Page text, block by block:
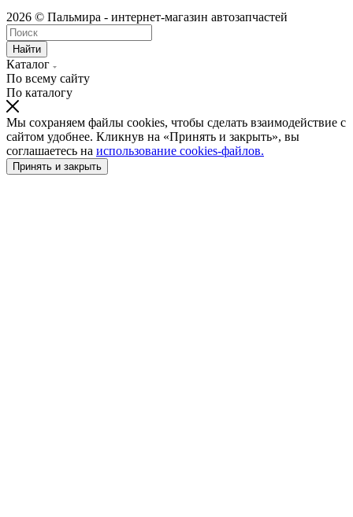
2026 © Пальмира - интернет-магазин автозапчастей
Найти
Каталог
По всему сайту
По каталогу
Мы сохраняем файлы cookies, чтобы сделать взаимодействие с
сайтом удобнее. Кликнув на «Принять и закрыть», вы
соглашаетесь на использование cookies-файлов.
Принять и закрыть